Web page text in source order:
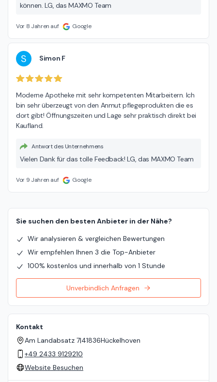
können. LG, das MAXMO Team
Vor 8 Jahren auf Google
S Simon F
Moderne Apotheke mit sehr kompetenten Mitarbeitern. Ich
bin sehr überzeugt von den Anmut pflegeprodukten die es
dort gibt! Öffnungszeiten und Lage sehr praktisch direkt bei
Kaufland.
Antwort des Unternehmens
Vielen Dank für das tolle Feedback! LG, das MAXMO Team
Vor 9 Jahren auf Google
Sie suchen den besten Anbieter in der Nähe?
Wir analysieren & vergleichen Bewertungen
Wir empfehlen Ihnen 3 die Top-Anbieter
100% kostenlos und innerhalb von 1 Stunde
Unverbindlich Anfragen
Kontakt
Am Landabsatz 7|41836Hückelhoven
+49 2433 9129210
Website Besuchen